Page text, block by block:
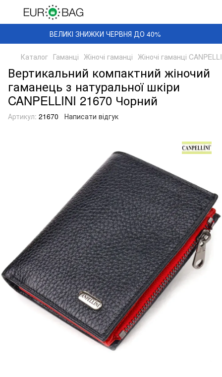
ВЕЛИКІ ЗНИЖКИ ЧЕРВНЯ ДО 40%
Каталог Гаманці Жіночі гаманці Жіночі гаманці
Вертикальний компактний жіночий
гаманець з натуральної шкіри
CANPELLINI 21670 Чорний
Артикул: 21670 Написати відгук